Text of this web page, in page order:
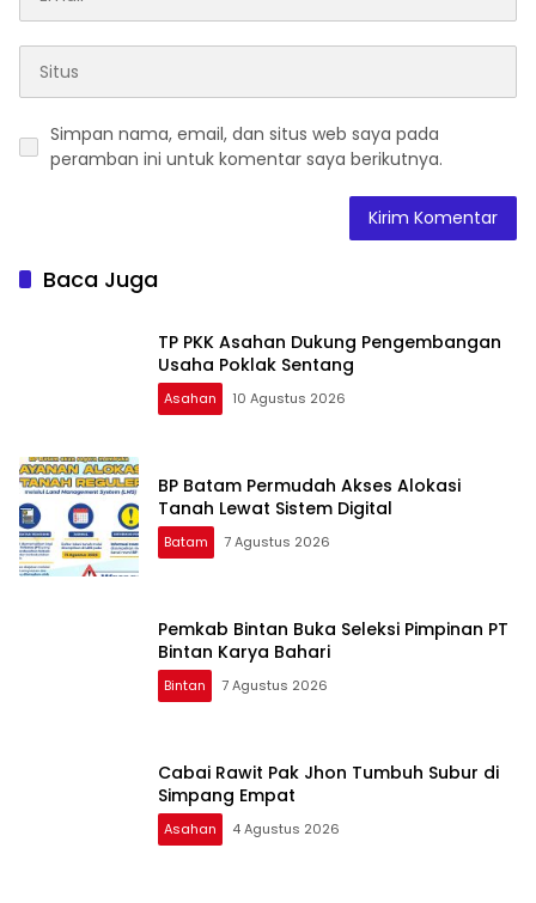
Simpan nama, email, dan situs web saya pada
peramban ini untuk komentar saya berikutnya.
Baca Juga
TP PKK Asahan Dukung Pengembangan
Usaha Poklak Sentang
Asahan 10 Agustus 2026
BP Batam Permudah Akses Alokasi
Tanah Lewat Sistem Digital
Batam 7 Agustus 2026
Pemkab Bintan Buka Seleksi Pimpinan PT
Bintan Karya Bahari
Bintan 7 Agustus 2026
Cabai Rawit Pak Jhon Tumbuh Subur di
Simpang Empat
Asahan 4 Agustus 2026